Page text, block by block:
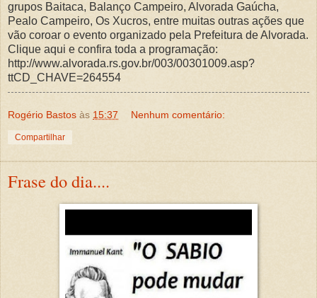
grupos Baitaca, Balanço Campeiro, Alvorada Gaúcha,
Pealo Campeiro, Os Xucros, entre muitas outras ações que
vão coroar o evento organizado pela Prefeitura de Alvorada.
Clique aqui e confira toda a programação:
http://www.alvorada.rs.gov.br/003/00301009.asp?
ttCD_CHAVE=264554
Rogério Bastos às 15:37 Nenhum comentário:
Compartilhar
Frase do dia....